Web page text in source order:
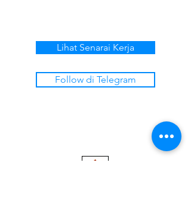
Lihat Senarai Kerja
Follow di Telegram